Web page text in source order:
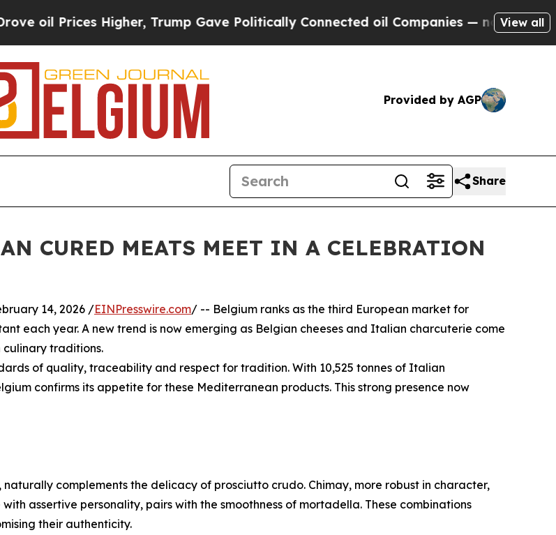
Higher, Trump Gave Politically Connected oil Companies — not Taxpayers —
View all
Provided by AGP
Share
CURED MEATS MEET IN A CELEBRATION
14, 2026 /EINPresswire.com/ -- Belgium ranks as the third European market for
each year. A new trend is now emerging as Belgian cheeses and Italian charcuterie come
traditions.
of quality, traceability and respect for tradition. With 10,525 tonnes of Italian
confirms its appetite for these Mediterranean products. This strong presence now
complements the delicacy of prosciutto crudo. Chimay, more robust in character,
assertive personality, pairs with the smoothness of mortadella. These combinations
their authenticity.